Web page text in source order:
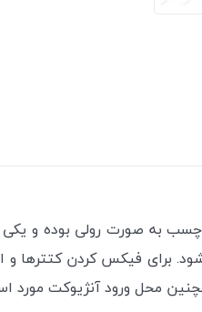
صورت رولی بوده و یکی
برای فیکس کردن کتترها و
محل ورود آنژیوکت مورد